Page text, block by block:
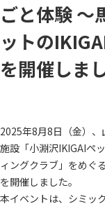
ごと体験 ～
ットの
を開催しま
2025年8月8日（金）
施設「小淵沢IKIGAIペ
ィングクラブ」をめぐ
を開催しました。
本イベントは、シミッ